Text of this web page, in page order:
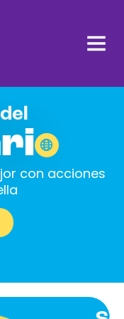
con acciones